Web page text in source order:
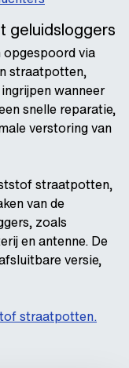
geluidsloggers
opgespoord via
straatpotten,
wanneer
snelle reparatie,
verstoring van
straatpotten,
van de
zoals
en antenne. De
versie,
straatpotten.